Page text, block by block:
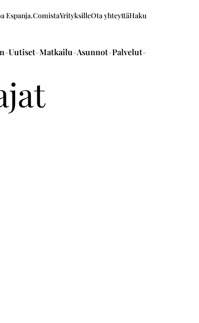
Espanja.ComistaYrityksilleOta yhteyttäHaku
Uutiset Matkailu Asunnot Palvelut